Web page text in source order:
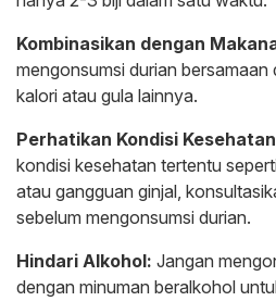
Kombinasikan dengan
mengonsumsi durian bersamaan
kalori atau gula lainnya.
Perhatikan Kondisi
kondisi kesehatan tertentu
atau gangguan ginjal,
sebelum mengonsumsi durian.
Hindari Alkohol: Jangan
dengan minuman beralkohol